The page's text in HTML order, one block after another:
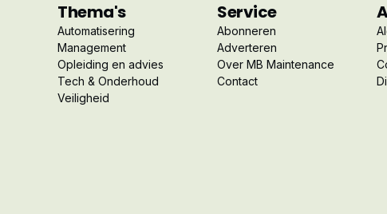
Thema's
Automatisering
Management
Opleiding en advies
Tech & Onderhoud
Veiligheid
Service
Abonneren
Adverteren
Over MB Maintenance
Contact